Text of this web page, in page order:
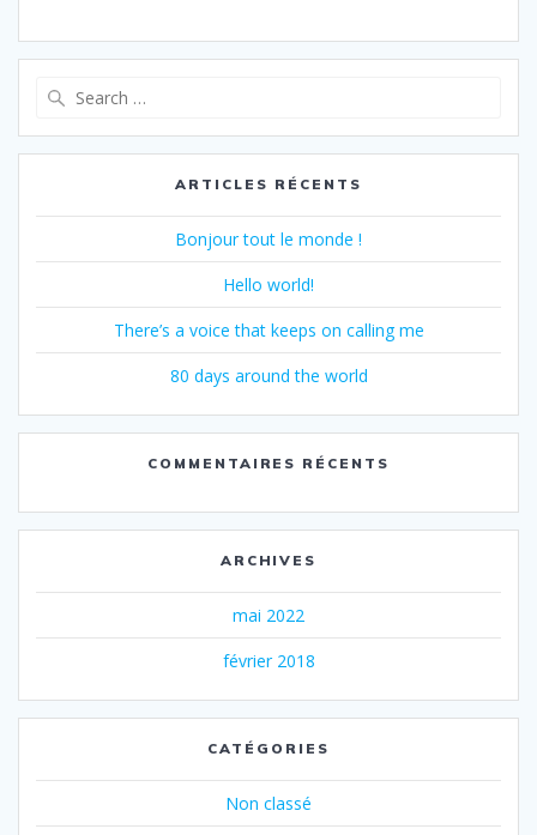
ARTICLES RÉCENTS
Bonjour tout le monde !
Hello world!
There’s a voice that keeps on calling me
80 days around the world
COMMENTAIRES RÉCENTS
ARCHIVES
mai 2022
février 2018
CATÉGORIES
Non classé